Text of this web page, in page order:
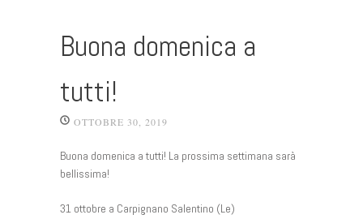
Buona domenica a
tutti!
OTTOBRE 30, 2019
Buona domenica a tutti! La prossima settimana sarà
bellissima!
31 ottobre a Carpignano Salentino (Le)